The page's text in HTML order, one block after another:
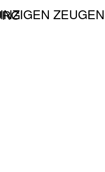
ZEUGEN